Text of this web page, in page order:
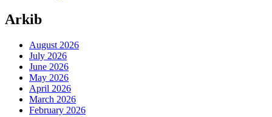
Arkib
August 2026
July 2026
June 2026
May 2026
April 2026
March 2026
February 2026